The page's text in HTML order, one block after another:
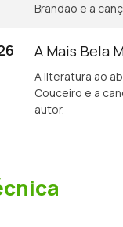
Brandão e a
A Mais Bela
A literatura ao
Couceiro e a
autor.